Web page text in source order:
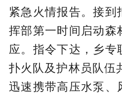
紧急火情报告。接到
挥部第一时间启动森
应。指令下达，乡专
扑火队及护林员队伍
迅速携带高压水泵、